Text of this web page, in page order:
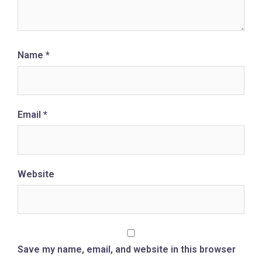
Name *
Email *
Website
Save my name, email, and website in this browser